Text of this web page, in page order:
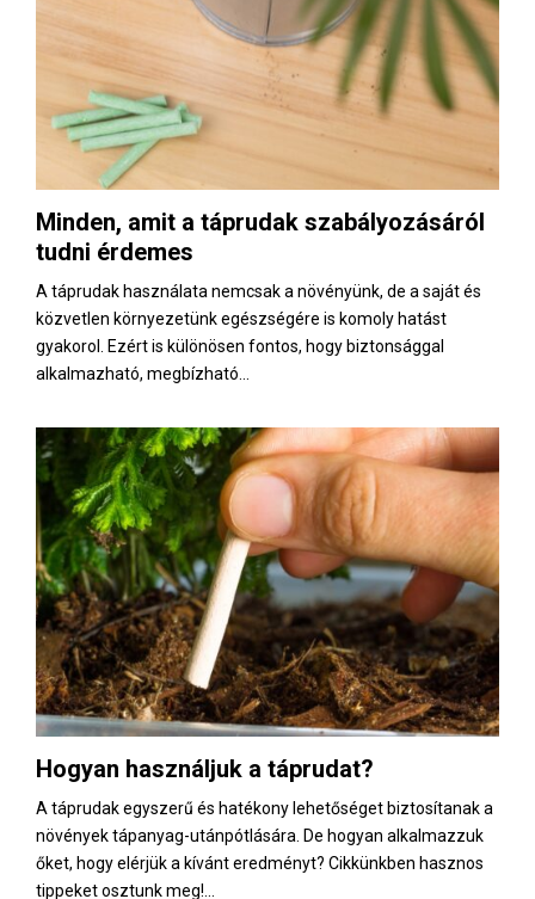
Minden, amit a táprudak szabályozásáról
tudni érdemes
A táprudak használata nemcsak a növényünk, de a saját és
közvetlen környezetünk egészségére is komoly hatást
gyakorol. Ezért is különösen fontos, hogy biztonsággal
alkalmazható, megbízható...
Hogyan használjuk a táprudat?
A táprudak egyszerű és hatékony lehetőséget biztosítanak a
növények tápanyag-utánpótlására. De hogyan alkalmazzuk
őket, hogy elérjük a kívánt eredményt? Cikkünkben hasznos
tippeket osztunk meg!...